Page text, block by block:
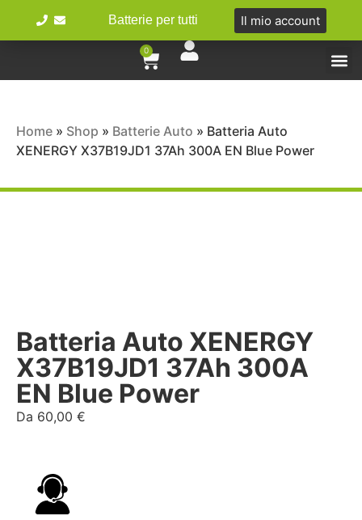
Batterie per tutti Il mio account
0
Home » Shop » Batterie Auto » Batteria Auto
XENERGY X37B19JD1 37Ah 300A EN Blue Power
Batteria Auto XENERGY
X37B19JD1 37Ah 300A
EN Blue Power
Da 60,00 €